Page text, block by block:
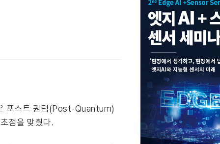
포스트 퀀텀(Post-Quantum)
점을 맞췄다.